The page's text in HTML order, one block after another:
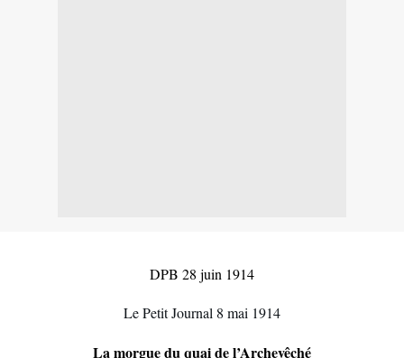
DPB 28 juin 1914
Le Petit Journal 8 mai 1914
La morgue du quai de l’Archevêché